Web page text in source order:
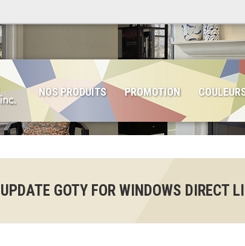
NOS PRODUITS PROMOTION
GOTY FOR WINDOWS DIRECT